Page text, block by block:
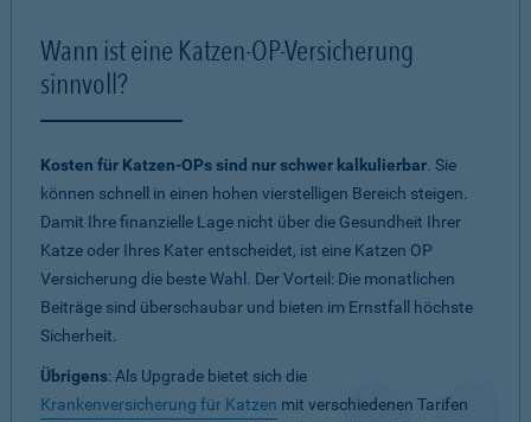
Wann ist eine Katzen-OP-Versicherung
sinnvoll?
Kosten für Katzen-OPs sind nur schwer kalkulierbar. Sie
können schnell in einen hohen vierstelligen Bereich steigen.
Damit Ihre finanzielle Lage nicht über die Gesundheit Ihrer
Katze oder Ihres Kater entscheidet, ist eine Katzen OP
Versicherung die beste Wahl. Der Vorteil: Die monatlichen
Beiträge sind überschaubar und bieten im Ernstfall höchste
Sicherheit.
Übrigens: Als Upgrade bietet sich die
Krankenversicherung für Katzen mit verschiedenen Tarifen